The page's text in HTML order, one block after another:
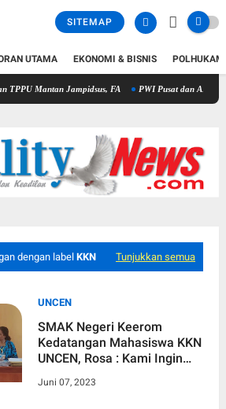
SITEMAP
UTAMA EKONOMI & BISNIS POLHUKAM
RI Pantau Penanganan Perkara Dugaan Korupsi dan
dengan label KKN Tunjukkan semua
UNCEN
SMAK Negeri Keerom
Kedatangan Mahasiswa KKN
UNCEN, Rosa : Kami Ingin
Komputer dan Observasi
Juni 07, 2023